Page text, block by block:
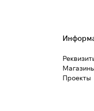
Проекты